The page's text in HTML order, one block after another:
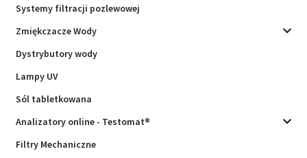
Systemy filtracji pozlewowej
Zmiękczacze Wody
Dystrybutory wody
Lampy UV
Sól tabletkowana
Analizatory online - Testomat®
Filtry Mechaniczne